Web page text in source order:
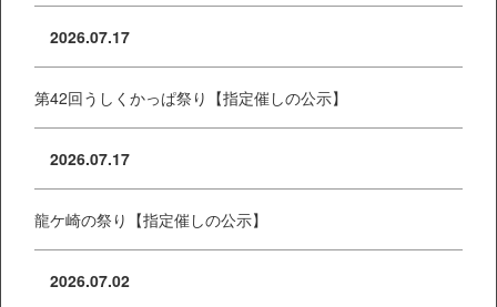
2026.07.17
第42回うしくかっぱ祭り【指定催しの公示】
2026.07.17
龍ケ崎の祭り【指定催しの公示】
2026.07.02